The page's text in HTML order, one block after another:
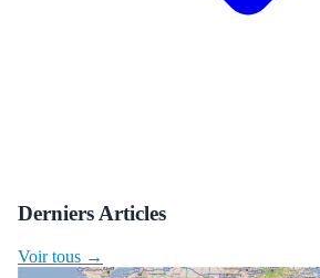
Derniers Articles
Voir tous →